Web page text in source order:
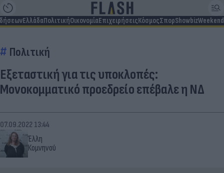
ΕλλάδαΠολιτικήΟικονομίαΕπιχειρήσειςΚόσμοςΣπορShowbizWeekend
Πολιτική
Εξεταστική για τις υποκλοπές:
Μονοκομματικό προεδρείο επέβαλε η ΝΔ
Έλλη
Κομνηνού
07.09.2022 13:44